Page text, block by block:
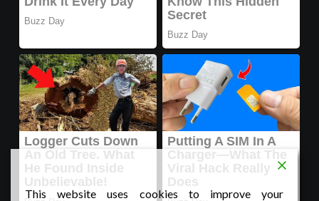
This website uses cookies to improve your